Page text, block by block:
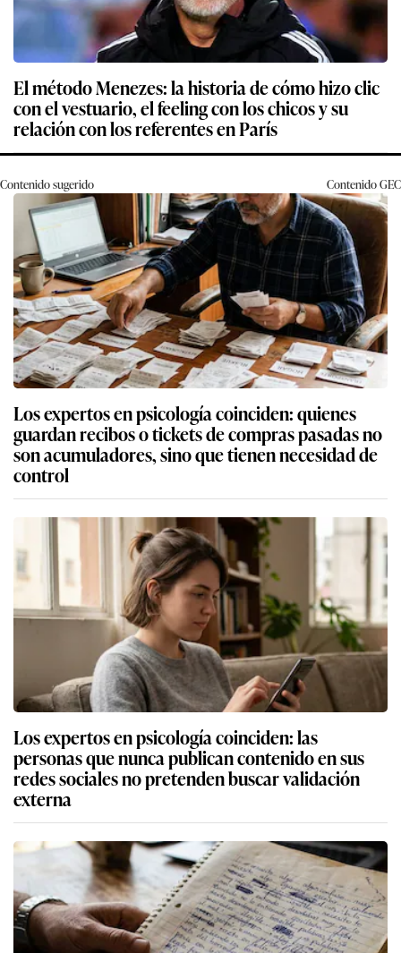
El método Menezes: la historia de cómo hizo clic
con el vestuario, el feeling con los chicos y su
relación con los referentes en París
Contenido sugerido ContenidoGEC
Los expertos en psicología coinciden: quienes
guardan recibos o tickets de compras pasadas no
son acumuladores, sino que tienen necesidad de
control
Los expertos en psicología coinciden: las
personas que nunca publican contenido en sus
redes sociales no pretenden buscar validación
externa